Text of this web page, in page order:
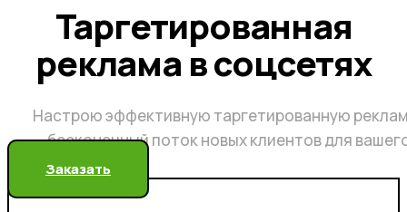
Таргетированная
реклама в соцсетях
Настрою эффективную таргетированную
бесконечный поток новых клиентов для
Заказать